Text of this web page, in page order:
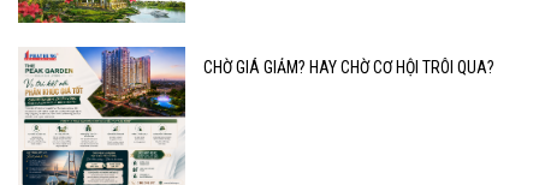
CHỜ GIÁ GIẢM? HAY CHỜ CƠ HỘI TRÔI QUA?